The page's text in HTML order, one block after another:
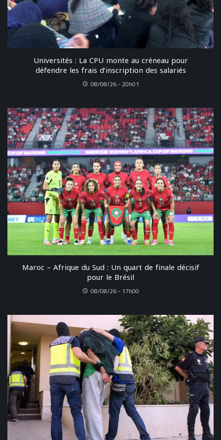
Universités : La CPU monte au créneau pour
défendre les frais d’inscription des salariés
08/08/26 - 20h01
Maroc – Afrique du Sud : Un quart de finale décisif
pour le Brésil
08/08/26 - 17h00